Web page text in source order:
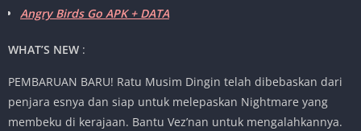
Angry Birds Go APK + DATA
WHAT’S NEW :
PEMBARUAN BARU! Ratu Musim Dingin telah dibebaskan dari
penjara esnya dan siap untuk melepaskan Nightmare yang
membeku di kerajaan. Bantu Vez’nan untuk mengalahkannya.